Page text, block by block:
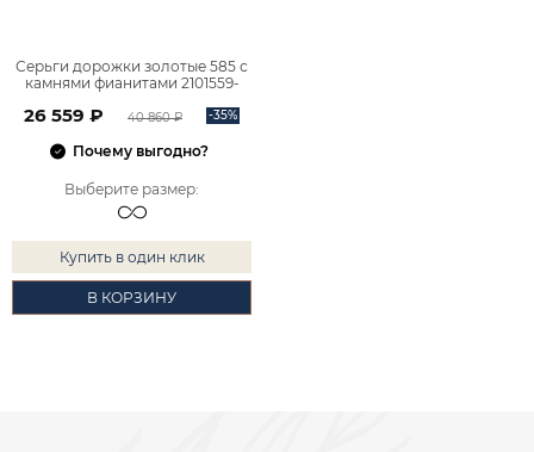
Серьги дорожки золотые 585 с
камнями фианитами 2101559-
26 559 ₽ 40 860 ₽ -35%
Почему выгодно?
Выберите размер:
Купить в один клик
В КОРЗИНУ